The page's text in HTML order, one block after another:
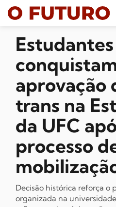
Estudantes
aprovação
trans na
da UFC
processo
Decisão histórica reforça o
organizada na